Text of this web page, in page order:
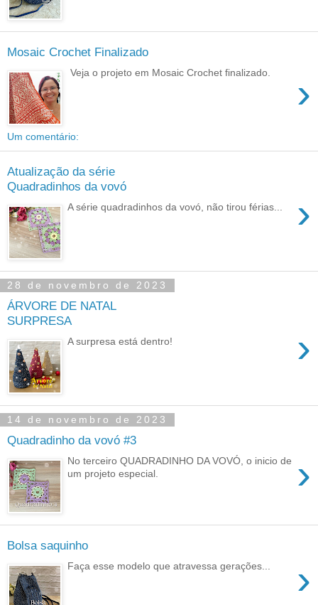
Mosaic Crochet Finalizado
›
Veja o projeto em Mosaic Crochet finalizado.
Um comentário:
Atualização da série
Quadradinhos da vovó
›
A série quadradinhos da vovó, não tirou férias...
28 de novembro de 2023
ÁRVORE DE NATAL
SURPRESA
›
A surpresa está dentro!
14 de novembro de 2023
Quadradinho da vovó #3
›
No terceiro QUADRADINHO DA VOVÓ, o inicio de
um projeto especial.
Bolsa saquinho
›
Faça esse modelo que atravessa gerações...